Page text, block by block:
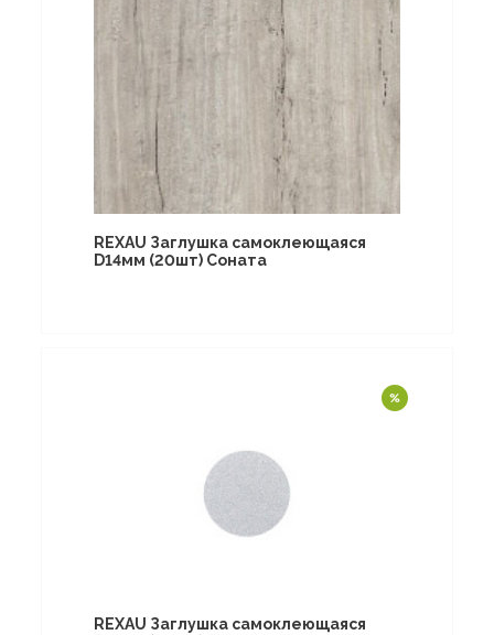
REXAU Заглушка самоклеющаяся
D14мм (20шт) Соната
REXAU Заглушка самоклеющаяся